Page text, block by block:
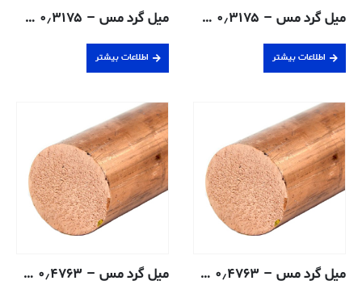
میل گرد مس – ۰٫۳۱۷۵ سانتی متر – ۱۰۱-H04
اطلاعات بیشتر
میل گرد مس – ۰٫۳۱۷۵ سانتی متر – ۱۱۰-H04
اطلاعات بیشتر
میل گرد مس – ۰٫۴۷۶۳ سانتی متر – ۱۰۱-H04 میل گرد مس – ۰٫۴۷۶۳ سانتی متر – ۱۱۰-H04